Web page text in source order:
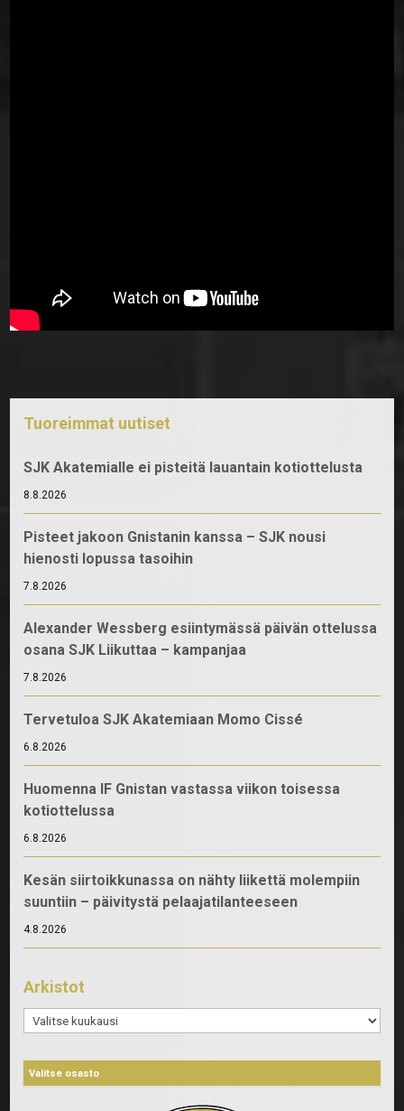
Tuoreimmat uutiset
SJK Akatemialle ei pisteitä lauantain kotiottelusta
8.8.2026
Pisteet jakoon Gnistanin kanssa – SJK nousi
hienosti lopussa tasoihin
7.8.2026
Alexander Wessberg esiintymässä päivän ottelussa
osana SJK Liikuttaa – kampanjaa
7.8.2026
Tervetuloa SJK Akatemiaan Momo Cissé
6.8.2026
Huomenna IF Gnistan vastassa viikon toisessa
kotiottelussa
6.8.2026
Kesän siirtoikkunassa on nähty liikettä molempiin
suuntiin – päivitystä pelaajatilanteeseen
4.8.2026
Arkistot
Arkistot